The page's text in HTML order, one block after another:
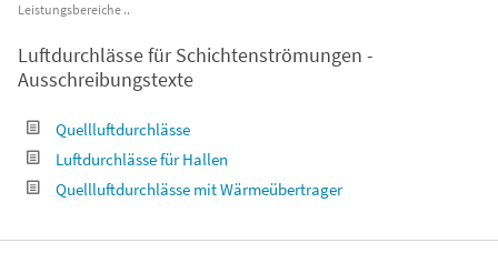
Leistungsbereiche
Luftdurchlässe für Schichtenströmungen -
Ausschreibungstexte
Quellluftdurchlässe
Luftdurchlässe für Hallen
Quellluftdurchlässe mit Wärmeübertrager